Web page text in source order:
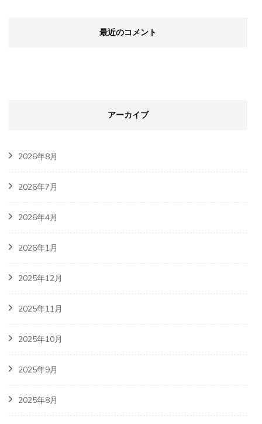
最近のコメント
アーカイブ
2026年8月
2026年7月
2026年4月
2026年1月
2025年12月
2025年11月
2025年10月
2025年9月
2025年8月